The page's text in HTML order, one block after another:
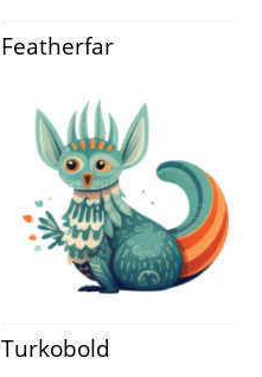
Featherfar
Turkobold